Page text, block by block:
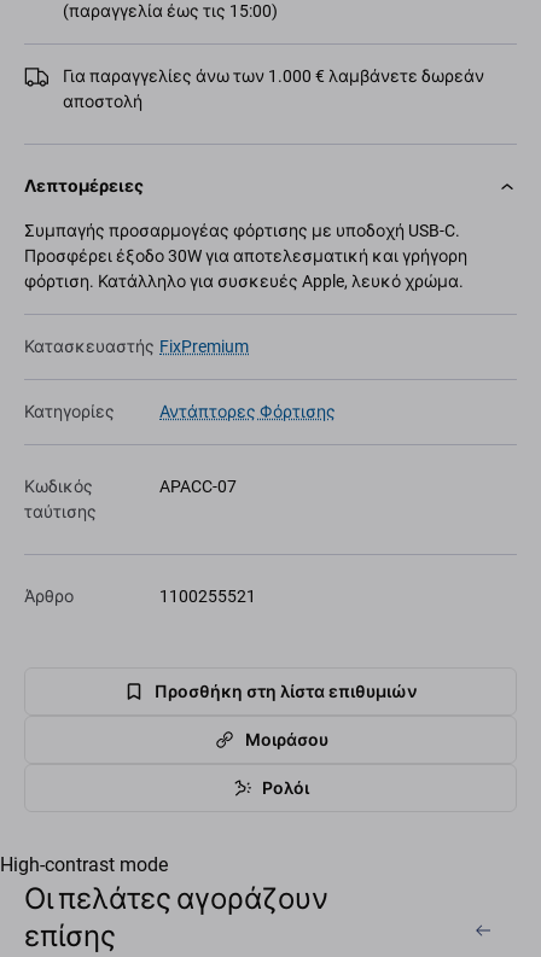
(παραγγελία έως τις 15:00)
Για παραγγελίες άνω των 1.000 € λαμβάνετε δωρεάν
αποστολή
Λεπτομέρειες
Συμπαγής προσαρμογέας φόρτισης με υποδοχή USB-C.
Προσφέρει έξοδο 30W για αποτελεσματική και γρήγορη
φόρτιση. Κατάλληλο για συσκευές Apple, λευκό χρώμα.
Κατασκευαστής FixPremium
Κατηγορίες Αντάπτορες Φόρτισης
Κωδικός
ταύτισης
APACC-07
Άρθρο 1100255521
Προσθήκη στη λίστα επιθυμιών
Μοιράσου
Ρολόι
High-contrast mode
Οι πελάτες αγοράζουν
επίσης